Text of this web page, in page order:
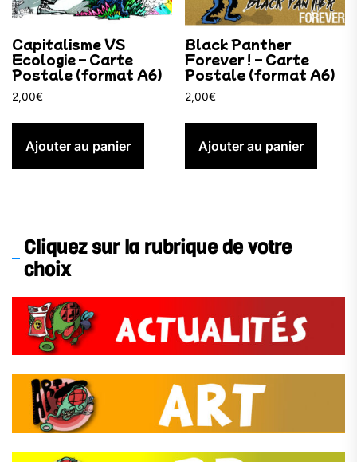
Capitalisme VS
Ecologie – Carte
Postale (format A6)
2,00€
Ajouter au panier
Black Panther
Forever ! – Carte
Postale (format A6)
2,00€
Ajouter au panier
Cliquez sur la rubrique de votre
choix